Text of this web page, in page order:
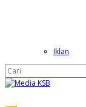
Iklan